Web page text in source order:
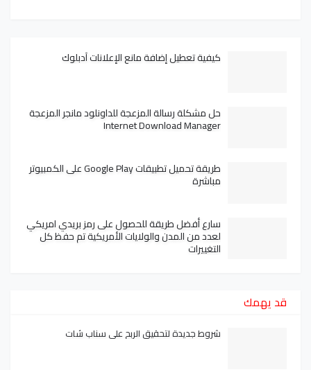
كيفية تعطيل إضافة مانع الإعلانات آدبلوك
حل مشكلة رسالة المزعجة للداونلود مانجر المزعجة
Internet Download Manager
طريقة تحميل تطبيقات Google Play على الكمبيوتر
مباشرة
سارع أفضل طريقة للحصول على رمز بريدي امريكي
لعدد من المدن والولايات الأمريكية تم حفظ كل
التغييرات
قد يهمك
شروط جديدة لتحقيق الربح على سناب شات